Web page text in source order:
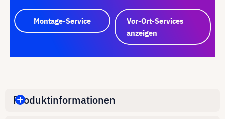
Montage-Service
Vor-Ort-Services
anzeigen
Produktinformationen